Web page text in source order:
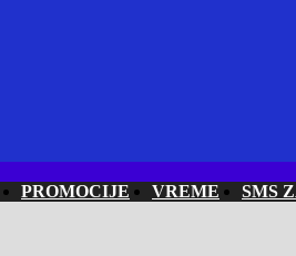
PROMOCIJE VREME SMS